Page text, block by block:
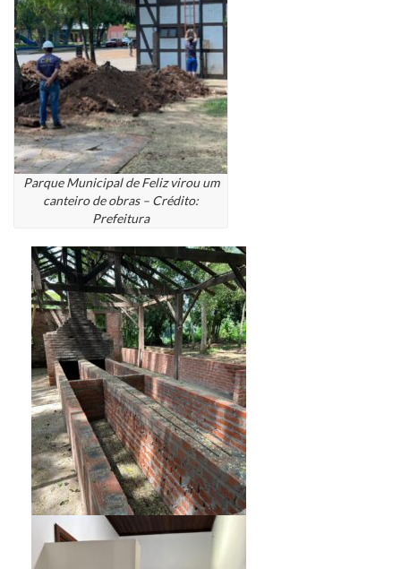
Parque Municipal de Feliz virou um
canteiro de obras – Crédito:
Prefeitura